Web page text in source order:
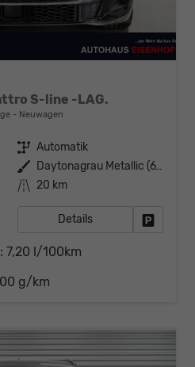
S-line -LAG.
Neuwagen
Getriebe Automatik
Außenfarbe
Daytonagrau Metallic (6Y)
Kilometerstand 20 km
Details
7,20 l/100km
g/km